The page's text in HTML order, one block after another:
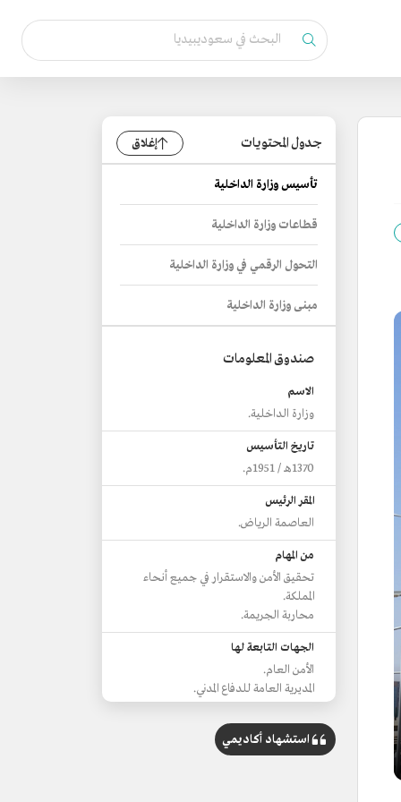
جدول المحتويات إغلاق
تأسيس وزارة الداخلية
قطاعات وزارة الداخلية
التحول الرقمي في وزارة الداخلية
مبنى وزارة الداخلية
صندوق المعلومات
الاسم
وزارة الداخلية.
تاريخ التأسيس
1370هـ / 1951م.
المقر الرئيس
العاصمة الرياض.
من المهام
تحقيق الأمن والاستقرار في جميع أنحاء
المملكة.
محاربة الجريمة.
الجهات التابعة لها
الأمن العام.
المديرية العامة للدفاع المدني.
المديرية العامة للجوازات.
إمارات المناطق.
استشهاد أكاديمي